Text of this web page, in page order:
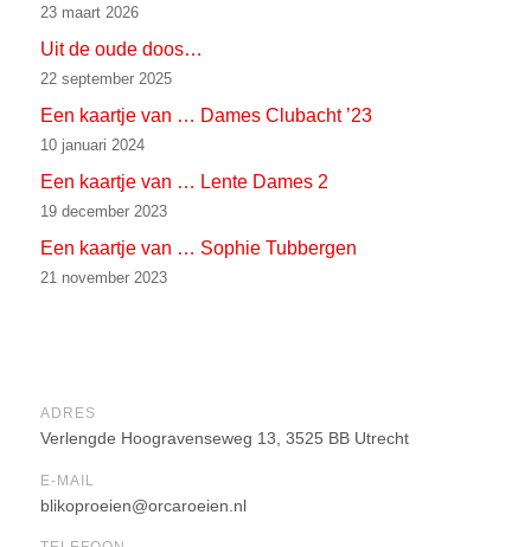
23 maart 2026
Uit de oude doos…
22 september 2025
Een kaartje van … Dames Clubacht ’23
10 januari 2024
Een kaartje van … Lente Dames 2
19 december 2023
Een kaartje van … Sophie Tubbergen
21 november 2023
ADRES
Verlengde Hoogravenseweg 13, 3525 BB Utrecht
E-MAIL
blikoproeien@orcaroeien.nl